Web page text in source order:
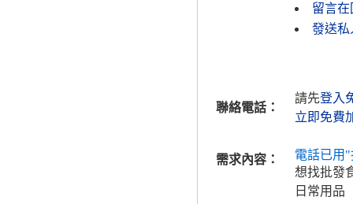
留言
發送私
聯絡電話：
請先登入
立即免費
需求內容：
電話已用
想找批發
日常用品